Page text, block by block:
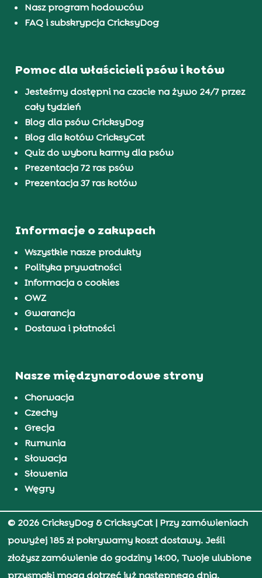
Nasz program hodowców
FAQ i subskrypcja CricksyDog
Pomoc dla właścicieli psów i kotów
Jesteśmy dostępni na czacie na żywo 24/7 przez
cały tydzień
Blog dla psów CricksyDog
Blog dla kotów CricksyCat
Quiz do wyboru karmy dla psów
Prezentacja 72 ras psów
Prezentacja 37 ras kotów
Informacje o zakupach
Wszystkie nasze produkty
Polityka prywatności
Informacja o cookies
OWZ
Gwarancja
Dostawa i płatności
Nasze międzynarodowe strony
Chorwacja
Czechy
Grecja
Rumunia
Słowacja
Słowenia
Węgry
© 2026 CricksyDog & CricksyCat| Przy zamówieniach
powyżej 185 zł pokrywamy koszt dostawy. Jeśli
złożysz zamówienie do godziny 14:00, Twoje ulubione
przysmaki mogą dotrzeć już następnego dnia.